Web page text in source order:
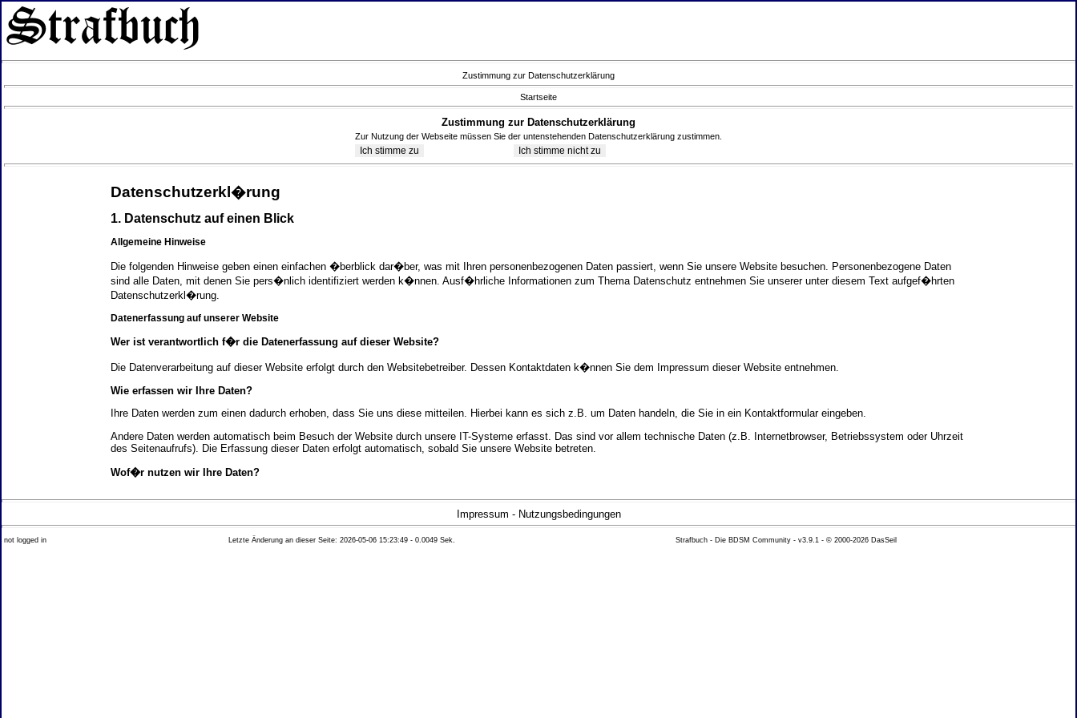
Zustimmung zur Datenschutzerklärung
Startseite
Zustimmung zur Datenschutzerklärung
Zur Nutzung der Webseite müssen Sie der untenstehenden Datenschutzerklärung zustimmen.
Datenschutzerkl�rung
1. Datenschutz auf einen Blick
Allgemeine Hinweise
Die folgenden Hinweise geben einen einfachen �berblick dar�ber, was mit Ihren personenbezogenen Daten passiert, wenn Sie unsere Website besuchen. Personenbezogene Daten
sind alle Daten, mit denen Sie pers�nlich identifiziert werden k�nnen. Ausf�hrliche Informationen zum Thema Datenschutz entnehmen Sie unserer unter diesem Text aufgef�hrten
Datenschutzerkl�rung.
Datenerfassung auf unserer Website
Wer ist verantwortlich f�r die Datenerfassung auf dieser Website?
Die Datenverarbeitung auf dieser Website erfolgt durch den Websitebetreiber. Dessen Kontaktdaten k�nnen Sie dem Impressum dieser Website entnehmen.
Wie erfassen wir Ihre Daten?
Ihre Daten werden zum einen dadurch erhoben, dass Sie uns diese mitteilen. Hierbei kann es sich z.B. um Daten handeln, die Sie in ein Kontaktformular eingeben.
Andere Daten werden automatisch beim Besuch der Website durch unsere IT-Systeme erfasst. Das sind vor allem technische Daten (z.B. Internetbrowser, Betriebssystem oder Uhrzeit
des Seitenaufrufs). Die Erfassung dieser Daten erfolgt automatisch, sobald Sie unsere Website betreten.
Wof�r nutzen wir Ihre Daten?
Ein Teil der Daten wird erhoben, um eine fehlerfreie Bereitstellung der Website zu gew�hrleisten. Andere Daten k�nnen zur Analyse Ihres Nutzerverhaltens verwendet werden.
Welche Rechte haben Sie bez�glich Ihrer Daten?
Sie haben jederzeit das Recht unentgeltlich Auskunft �ber Herkunft, Empf�nger und Zweck Ihrer gespeicherten personenbezogenen Daten zu erhalten. Sie haben au�erdem ein
Impressum - Nutzungsbedingungen
not logged in Letzte Änderung an dieser Seite: 2026-05-06 15:23:49 - 0.0049 Sek. Strafbuch - Die BDSM Community - v3.9.1 - © 2000-2026 DasSeil